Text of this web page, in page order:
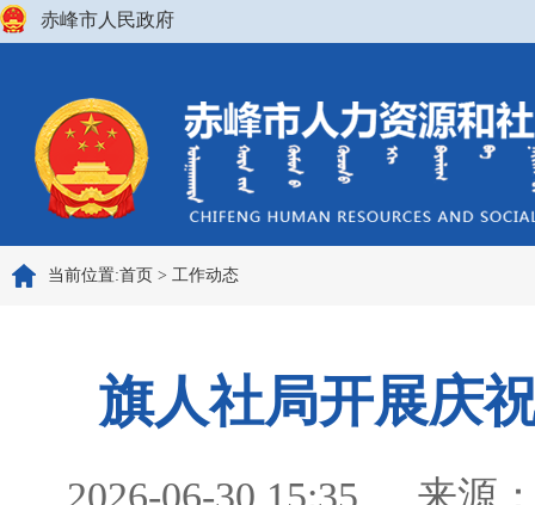
赤峰市人民政府
当前位置:首页 > 工作动态
旗人社局开展庆
2026-06-30 15:35 来源